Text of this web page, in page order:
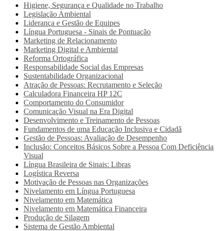
Higiene, Segurança e Qualidade no Trabalho
Legislação Ambiental
Liderança e Gestão de Equipes
Língua Portuguesa - Sinais de Pontuação
Marketing de Relacionamento
Marketing Digital e Ambiental
Reforma Ortográfica
Responsabilidade Social das Empresas
Sustentabilidade Organizacional
Atração de Pessoas: Recrutamento e Seleção
Calculadora Financeira HP 12C
Comportamento do Consumidor
Comunicação Visual na Era Digital
Desenvolvimento e Treinamento de Pessoas
Fundamentos de uma Educação Inclusiva e Cidadã
Gestão de Pessoas: Avaliação de Desempenho
Inclusão: Conceitos Básicos Sobre a Pessoa Com Deficiência
Visual
Língua Brasileira de Sinais: Libras
Logística Reversa
Motivação de Pessoas nas Organizações
Nivelamento em Língua Portuguesa
Nivelamento em Matemática
Nivelamento em Matemática Financeira
Produção de Silagem
Sistema de Gestão Ambiental